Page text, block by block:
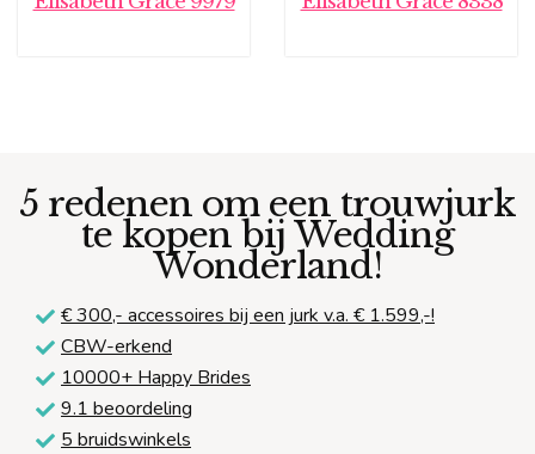
5 redenen om een trouwjurk
te kopen bij Wedding
Wonderland!
€ 300,- accessoires bij een jurk v.a. € 1.599,-!
CBW-erkend
10000+ Happy Brides
9.1 beoordeling
5 bruidswinkels